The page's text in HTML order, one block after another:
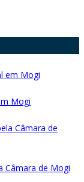
Mogi
Câmara de Mogi